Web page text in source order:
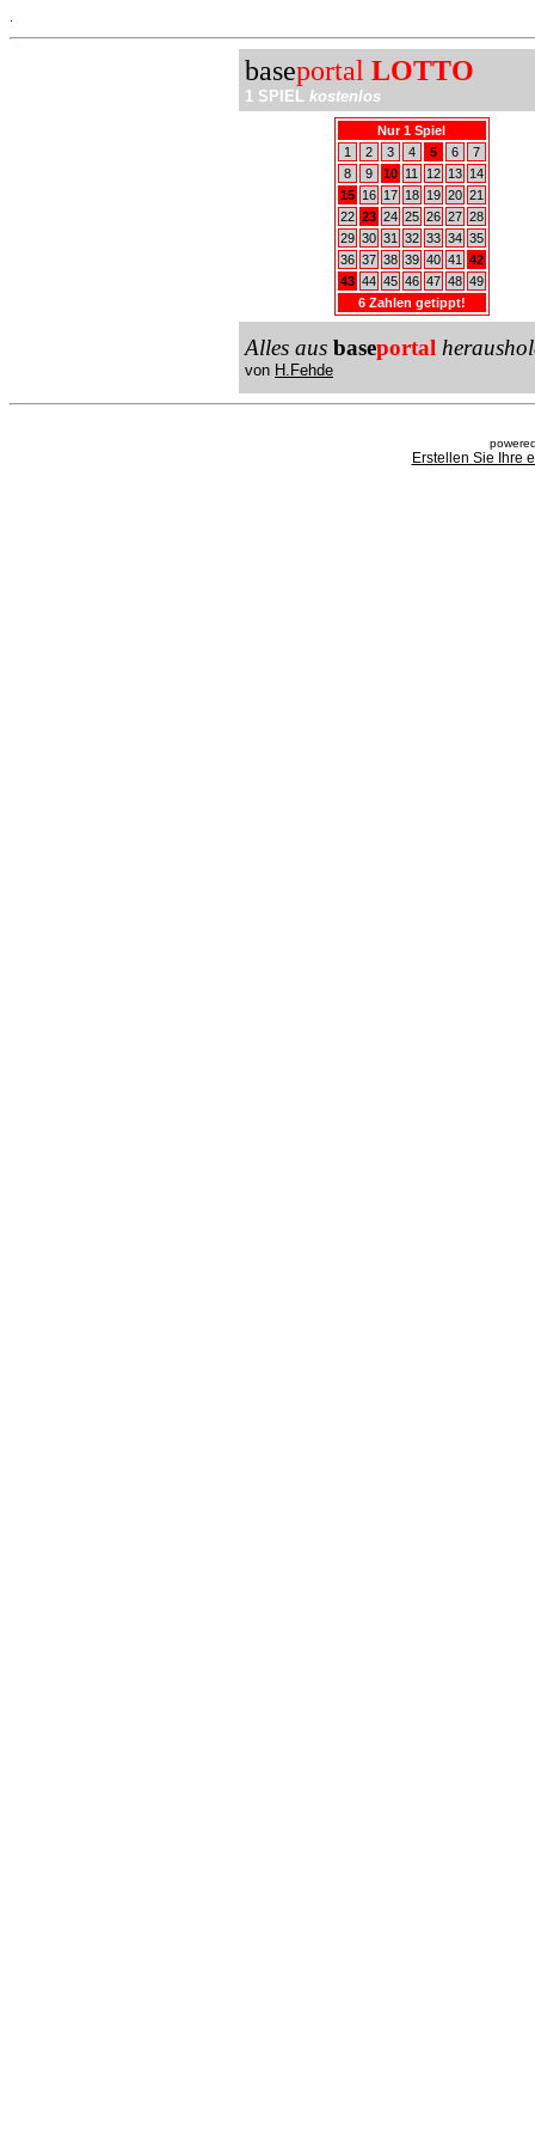
baseportal LOTTO
1 SPIEL kostenlos
Nur 1 Spiel
1
2 3 4 5 6
7
8
9 10 11 12 13
14
15
16 17 18 19 20 21
22 23 24 25 26 27 28
29 30 31 32 33 34 35
36 37 38 39 40 41
42
43 44 45 46 47 48 49
6 Zahlen getippt!
Alles aus baseportal
von H.Fehde
Erstellen Sie Ihre